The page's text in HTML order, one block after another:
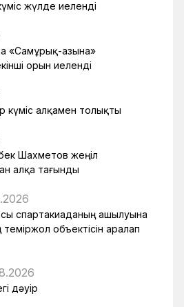
жүлде иеленді
«Самұрық-Қазына»
орын иеленді
күміс алқамен толықты
Шахметов жеңіл
алқа тағынды
спартакиаданың ашылуына
объектісін аралап
дәуір